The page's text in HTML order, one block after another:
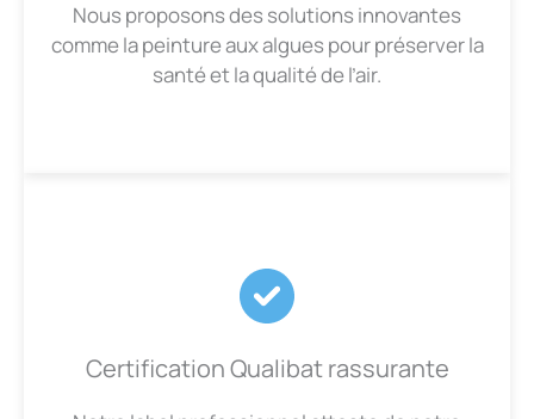
Nous proposons des solutions innovantes
comme la peinture aux algues pour préserver la
santé et la qualité de l’air.
Certification Qualibat rassurante